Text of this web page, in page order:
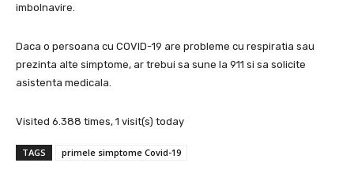
imbolnavire.
Daca o persoana cu COVID-19 are probleme cu respiratia sau
prezinta alte simptome, ar trebui sa sune la 911 si sa solicite
asistenta medicala.
Visited 6.388 times, 1 visit(s) today
TAGS primele simptome Covid-19